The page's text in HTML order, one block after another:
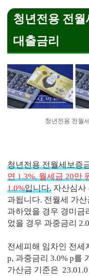
청년전용 전
대출금리
청년전용 전월
청년전용 전월세보증
연 1.3%, 월세금 20만
1.0%입니다. 자산심사
과됩니다. 전월세 가
과하였을 경우 경미금
었을 경우 과중금리
전세피해 임차인 전세
p, 과중금리 3.0% p를
가산금 기준은